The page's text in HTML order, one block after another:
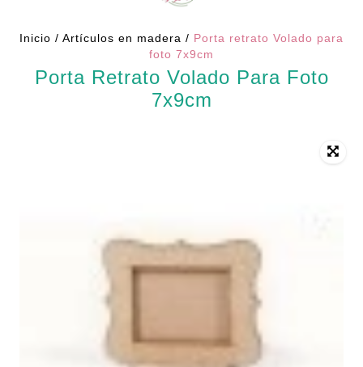
Inicio / Artículos en madera / Porta retrato Volado para
foto 7x9cm
Porta Retrato Volado Para Foto
7x9cm